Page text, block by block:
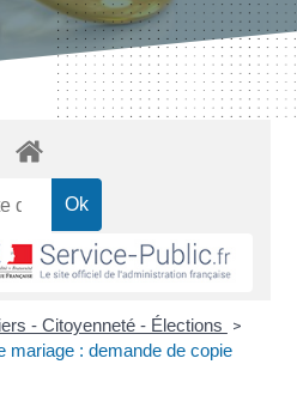
- Citoyenneté - Élections >
mariage : demande de copie